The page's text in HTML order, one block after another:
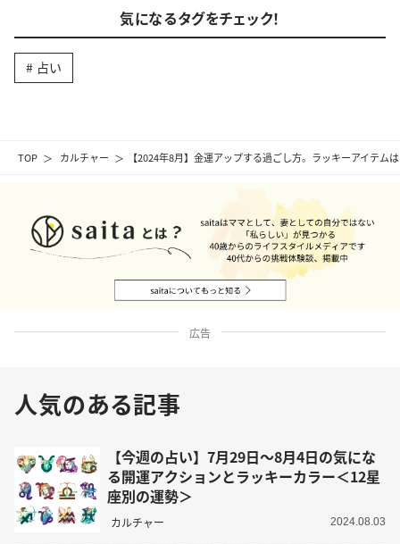
TOP カルチャー 【2024年8月】金運アップする過ごし方。ラッキーアイテム
気になるタグをチェック！
占い
広告
人気のある記事
【今週の占い】7月29日～8月4日の気にな
る開運アクションとラッキーカラー＜12星
座別の運勢＞
カルチャー 2024.08.03